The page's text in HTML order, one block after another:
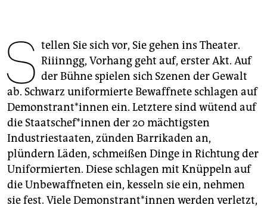
S tellen Sie sich vor, Sie gehen ins Theater.
Riiinngg, Vorhang geht auf, erster Akt. Auf
der Bühne spielen sich Szenen der Gewalt
ab. Schwarz uniformierte Bewaffnete schlagen auf
De­mons­tran­t*in­nen ein. Letztere sind wütend auf
die Staats­che­f*in­nen der 20 mächtigsten
Industriestaaten, zünden Barrikaden an,
plündern Läden, schmeißen Dinge in Richtung der
Uniformierten. Diese schlagen mit Knüppeln auf
die Unbewaffneten ein, kesseln sie ein, nehmen
sie fest. Viele De­mons­tran­t*in­nen werden verletzt,